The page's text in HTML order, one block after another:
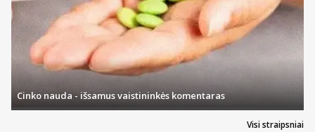
Visi straipsniai
Cinko nauda - išsamus vaistininkės komentaras